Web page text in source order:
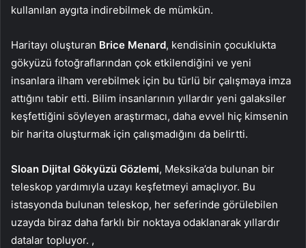
kullanılan aygıta indirebilmek de mümkün.
Haritayı oluşturan Brice Menard, kendisinin çocuklukta
gökyüzü fotoğraflarından çok etkilendiğini ve yeni
insanlara ilham verebilmek için bu türlü bir çalışmaya imza
attığını tabir etti. Bilim insanlarının yıllardır yeni galaksiler
keşfettiğini söyleyen araştırmacı, daha evvel hiç kimsenin
bir harita oluşturmak için çalışmadığını da belirtti.
Sloan Dijital Gökyüzü Gözlemi, Meksika’da bulunan bir
teleskop yardımıyla uzayı keşfetmeyi amaçlıyor. Bu
istasyonda bulunan teleskop, her seferinde görülebilen
uzayda biraz daha farklı bir noktaya odaklanarak yıllardır
datalar topluyor. ,